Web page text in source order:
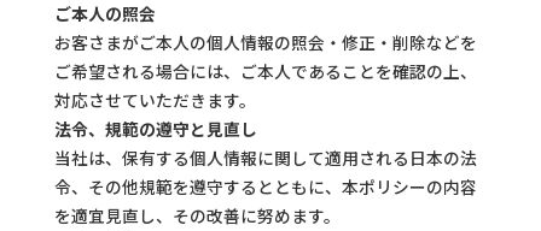
ご本人の照会
お客さまがご本人の個人情報の照会・修正・削除などを
ご希望される場合には、ご本人であることを確認の上、
対応させていただきます。
法令、規範の遵守と見直し
当社は、保有する個人情報に関して適用される日本の法
令、その他規範を遵守するとともに、本ポリシーの内容
を適宜見直し、その改善に努めます。